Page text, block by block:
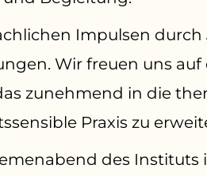
Impulsen
Wir freuen uns
zunehmend in die
Praxis zu
des Instituts